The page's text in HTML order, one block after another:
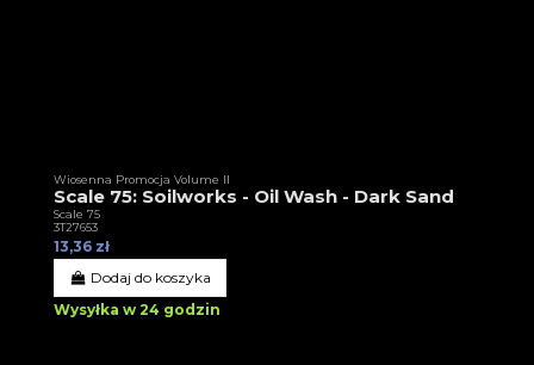
Wiosenna Promocja Volume II
Scale 75: Soilworks - Oil Wash - Dark Sand
Scale 75
3T27653
13,36 zł
Dodaj do koszyka
Wysyłka w 24 godzin